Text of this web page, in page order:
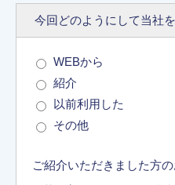
今回どのようにして当社
WEBから
紹介
以前利用した
その他
ご紹介いただきました方の